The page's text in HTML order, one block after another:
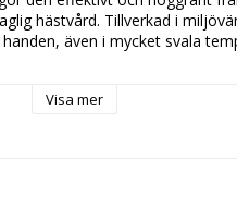
hästvård. Tillverkad i
även i mycket svala
Visa mer